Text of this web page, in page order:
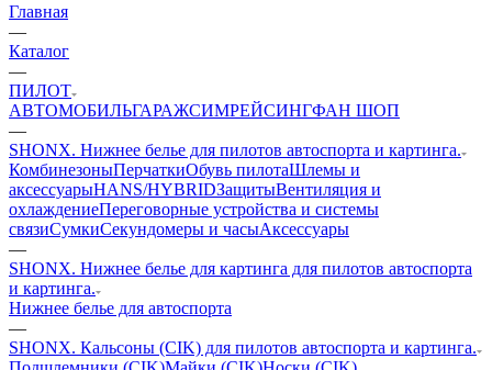
Главная
—
Каталог
—
ПИЛОТ
АВТОМОБИЛЬГАРАЖСИМРЕЙСИНГФАН ШОП
—
SHONX. Нижнее белье для пилотов автоспорта и картинга.
КомбинезоныПерчаткиОбувь пилотаШлемы и
аксессуарыHANS/HYBRIDЗащитыВентиляция и
охлаждениеПереговорные устройства и системы
связиСумкиСекундомеры и часыАксессуары
—
SHONX. Нижнее белье для картинга для пилотов автоспорта
и картинга.
Нижнее белье для автоспорта
—
SHONX. Кальсоны (CIK) для пилотов автоспорта и картинга.